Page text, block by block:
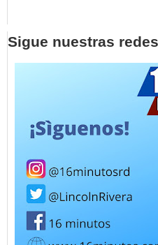
Sigue nuestras redes